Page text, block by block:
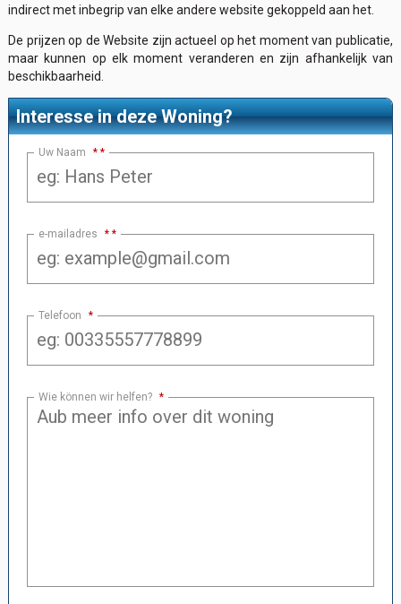
indirect met inbegrip van elke andere website gekoppeld aan het.
De prijzen op de Website zijn actueel op het moment van publicatie,
maar kunnen op elk moment veranderen en zijn afhankelijk van
beschikbaarheid.
Interesse in deze Woning?
Uw Naam *
e-mailadres *
Telefoon *
Wie können wir helfen? *